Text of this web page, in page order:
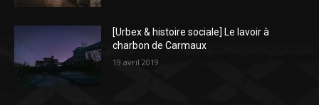
[Urbex & histoire sociale] Le lavoir à
charbon de Carmaux
19 avril 2019